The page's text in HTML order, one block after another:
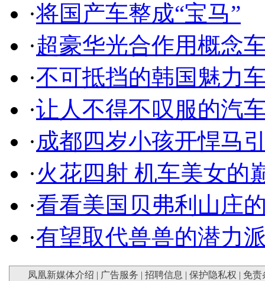
·将国产车整成“宝马”
·超豪华光合作用概念
·不可抵挡的韩国魅力
·让人不得不叹服的汽
·成都四岁小孩开悍马
·火花四射 机车美女的
·看看美国贝弗利山庄
·有望取代兽兽的潜力
凤凰新媒体介绍 | 广告服务 | 招聘信息 | 保护隐私权 | 免责